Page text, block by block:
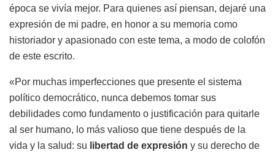
época se vivía mejor. Para quienes así piensan, dejaré una
expresión de mi padre, en honor a su memoria como
historiador y apasionado con este tema, a modo de colofón
de este escrito.
«Por muchas imperfecciones que presente el sistema
político democrático, nunca debemos tomar sus
debilidades como fundamento o justificación para quitarle
al ser humano, lo más valioso que tiene después de la
vida y la salud: su libertad de expresión y su derecho de